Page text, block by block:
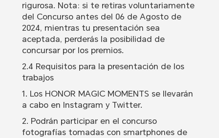
rigurosa. Nota: si te retiras voluntariamente
del Concurso antes del 06 de Agosto de
2024, mientras tu presentación sea
aceptada, perderás la posibilidad de
concursar por los premios.
2.4 Requisitos para la presentación de los
trabajos
1. Los HONOR MAGIC MOMENTS se llevarán
a cabo en Instagram y Twitter.
2. Podrán participar en el concurso
fotografías tomadas con smartphones de